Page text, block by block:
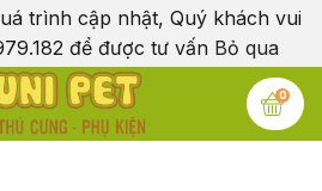
trình cập nhật, Quý khách vui
để được tư vấn Bỏ qua
0